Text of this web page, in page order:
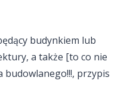
budynkiem lub
a także [to co nie
przypis